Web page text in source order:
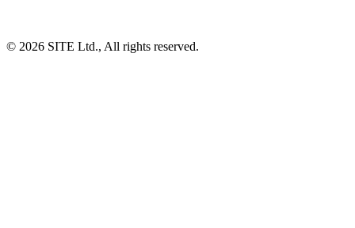
© 2026 SITE Ltd., All rights reserved.